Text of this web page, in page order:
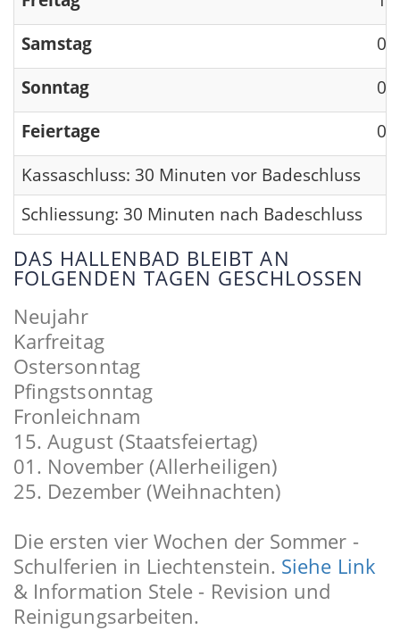
Samstag
Sonntag
Feiertage
Kassaschluss: 30 Minuten vor Badeschluss
Schliessung: 30 Minuten nach Badeschluss
DAS HALLENBAD BLEIBT AN
FOLGENDEN TAGEN GESCHLOSSEN
Neujahr
Karfreitag
Ostersonntag
Pfingstsonntag
Fronleichnam
15. August (Staatsfeiertag)
01. November (Allerheiligen)
25. Dezember (Weihnachten)
Die ersten vier Wochen der Sommer -
Schulferien in Liechtenstein. Siehe Link
& Information Stele - Revision und
Reinigungsarbeiten.